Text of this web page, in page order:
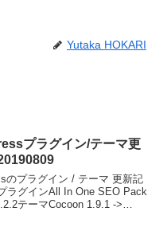
Yutaka HOKARI
プラグイン/テーマ更
のプラグイン / テーマ 更新記
ラグインAll In One SEO Pack
テーマCocoon 1.9.1 ->